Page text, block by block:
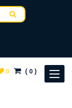
Toggle
0 (0)